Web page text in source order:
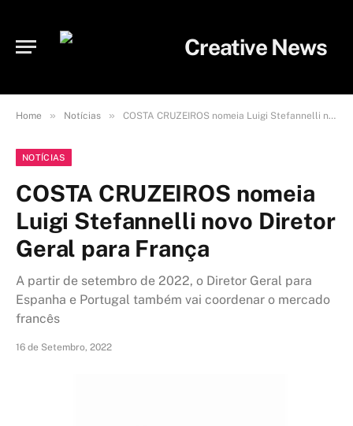
Home » Notícias » COSTA CRUZEIROS nomeia Luigi Stefannelli novo Diretor Geral para França
NOTÍCIAS
COSTA CRUZEIROS nomeia
Luigi Stefannelli novo Diretor
Geral para França
A partir de setembro de 2022, o Diretor Geral para
Espanha e Portugal também vai coordenar o mercado
francês
16 de Setembro, 2022